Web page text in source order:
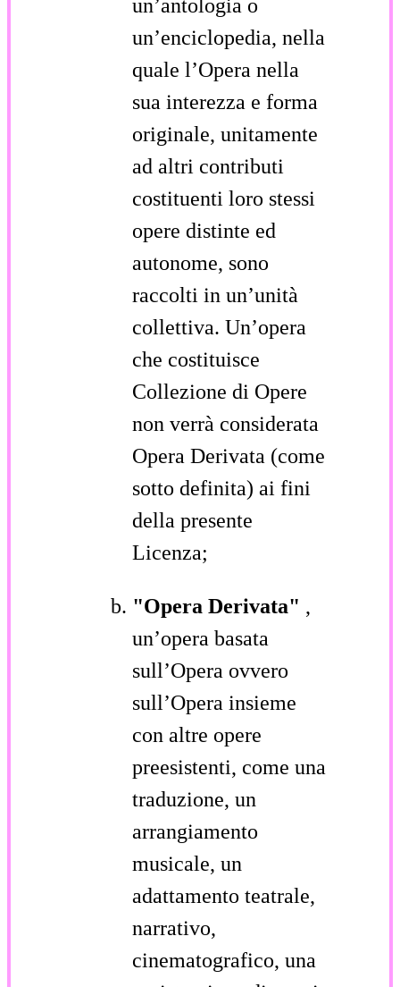
un’antologia o
un’enciclopedia, nella
quale l’Opera nella
sua interezza e forma
originale, unitamente
ad altri contributi
costituenti loro stessi
opere distinte ed
autonome, sono
raccolti in un’unità
collettiva. Un’opera
che costituisce
Collezione di Opere
non verrà considerata
Opera Derivata (come
sotto definita) ai fini
della presente
Licenza;
"Opera Derivata" ,
un’opera basata
sull’Opera ovvero
sull’Opera insieme
con altre opere
preesistenti, come una
traduzione, un
arrangiamento
musicale, un
adattamento teatrale,
narrativo,
cinematografico, una